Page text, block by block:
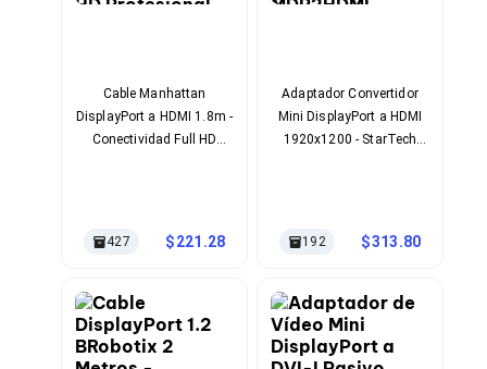
Adaptadores Video HDMI
Extensores y Receptores de Vídeo
Adaptadores Video DVI
Adaptadores Audio AUX
Adaptadores Audio USB
Mousepads
Teclados
Teclados Numéricos
Cable Manhattan
DisplayPort a HDMI 1.8m -
Conectividad Full HD
427 221.28
Adaptador Convertidor
Mini DisplayPort a HDMI
1920x1200 - StarTech
192 313.80